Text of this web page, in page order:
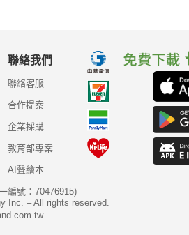
聯絡我們
聯絡客服
合作提案
企業採購
教育部專案
AI聲繪本
編號：70476915)
Inc. – All rights reserved.